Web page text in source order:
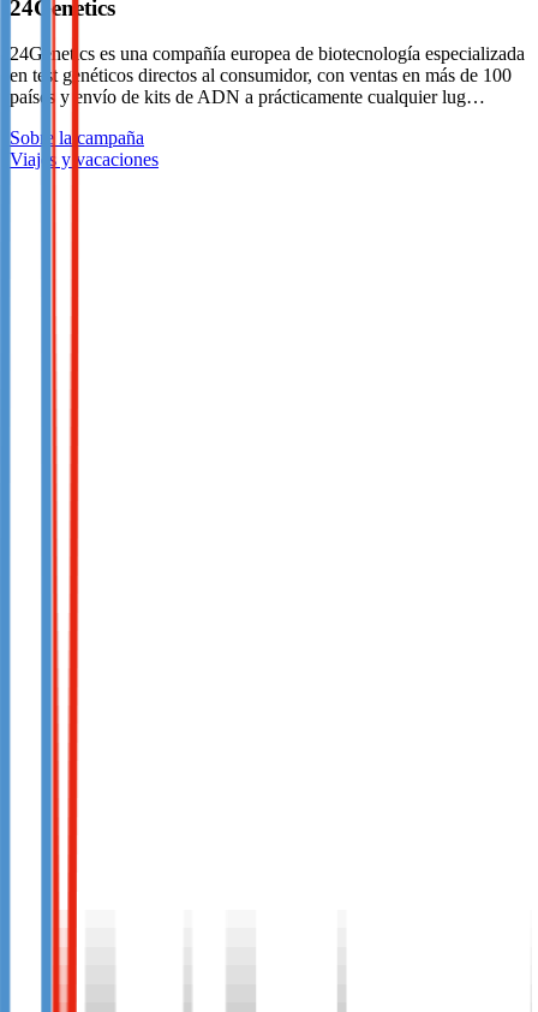
24Genetics
24Genetics es una compañía europea de biotecnología especializada
en test genéticos directos al consumidor, con ventas en más de 100
países y envío de kits de ADN a prácticamente cualquier lug…
Sobre la campaña
Viajes y vacaciones